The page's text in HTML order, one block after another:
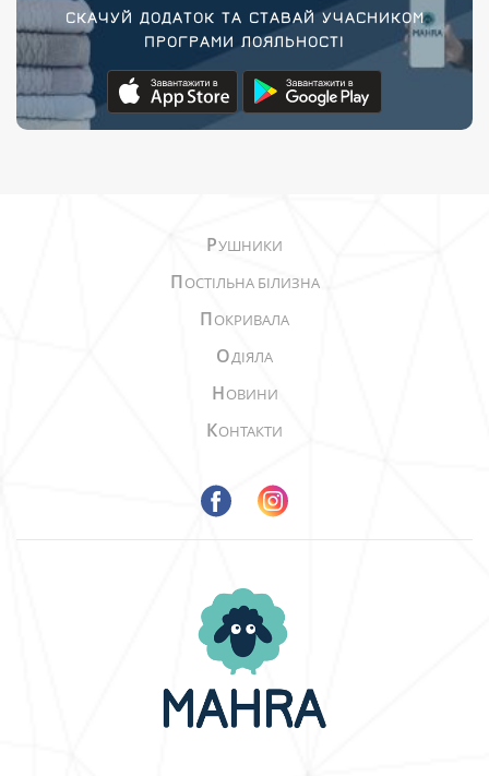
СКАЧУЙ ДОДАТОК ТА СТАВАЙ УЧАСНИКОМ
ПРОГРАМИ ЛОЯЛЬНОСТІ
РУШНИКИ
ПОСТІЛЬНА БІЛИЗНА
ПОКРИВАЛА
ОДІЯЛА
НОВИНИ
КОНТАКТИ